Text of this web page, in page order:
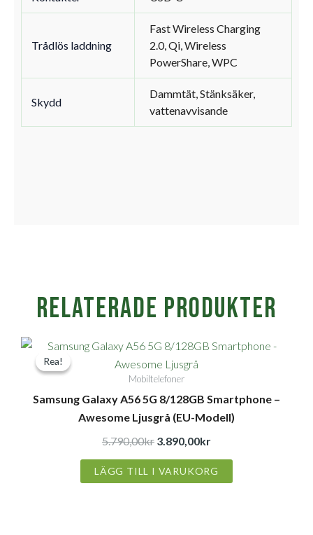
Trådlös laddning
Fast Wireless Charging
2.0, Qi, Wireless
PowerShare, WPC
Skydd
Dammtät, Stänksäker,
vattenavvisande
Relaterade produkter
Rea!
Rea!
Mobiltelefoner
Samsung Galaxy A56 5G 8/128GB Smartphone –
Awesome Ljusgrå (EU-Modell)
5.790,00kr
Det
ursprungliga
priset
var:
5.790,00kr.
3.890,00kr
Det
är:
3.890,00kr.
LÄGG TILL I VARUKORG